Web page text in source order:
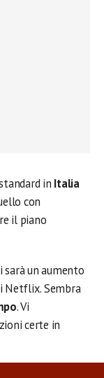
in Italia
con
il piano
sarà un aumento
Netflix. Sembra
. Vi
certe in